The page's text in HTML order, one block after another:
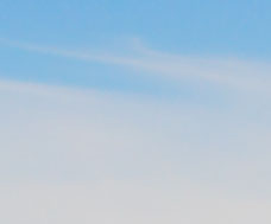
AWAL